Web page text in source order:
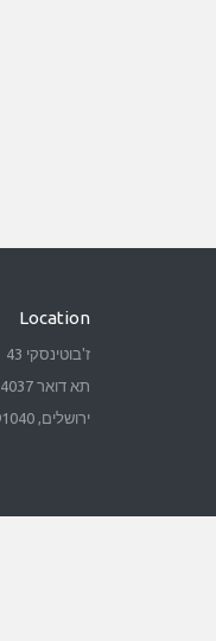
Location
ז'בוטינסקי 43
תא דואר 4037
ירושלים, 91040